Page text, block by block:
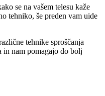
se na vašem telesu kaže
tehniko, še preden vam uide
tehnike sproščanja
in nam pomagajo do bolj